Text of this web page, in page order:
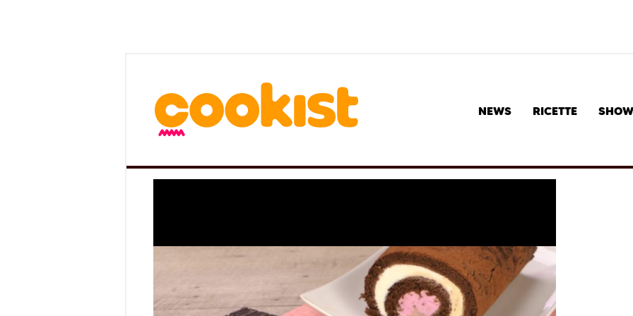
NEWS RICETTE SHOW